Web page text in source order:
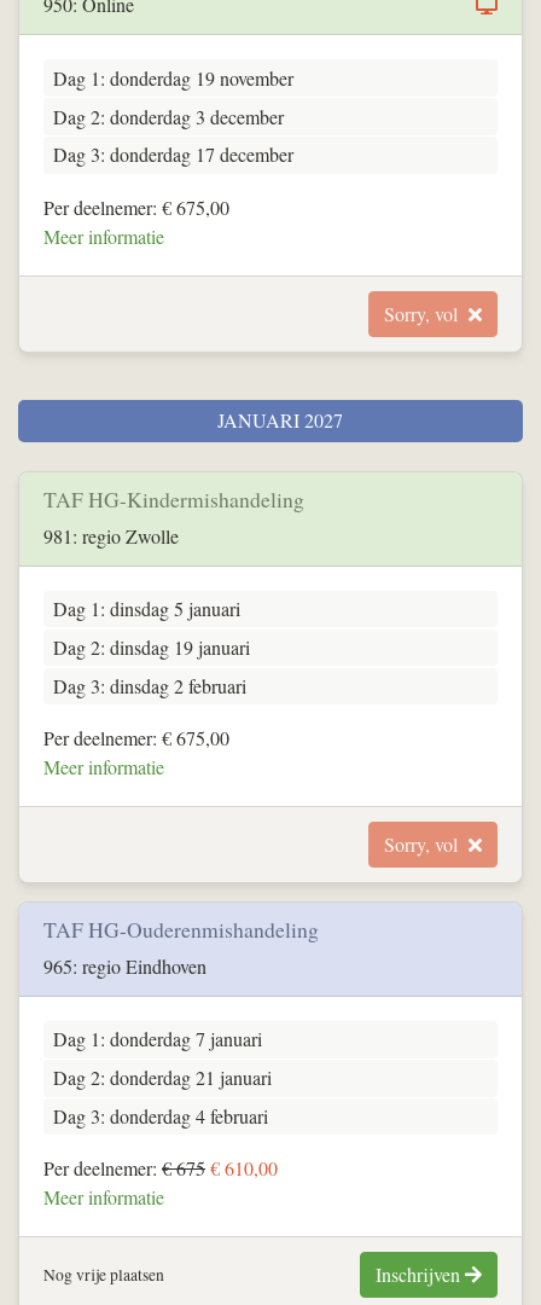
Dag 1: donderdag 19 november
Dag 2: donderdag 3 december
Dag 3: donderdag 17 december
Per deelnemer: € 675,00
Meer informatie
Sorry, vol
JANUARI 2027
TAF HG-Kindermishandeling
981: regio Zwolle
Dag 1: dinsdag 5 januari
Dag 2: dinsdag 19 januari
Dag 3: dinsdag 2 februari
Per deelnemer: € 675,00
Meer informatie
Sorry, vol
TAF HG-Ouderenmishandeling
965: regio Eindhoven
Dag 1: donderdag 7 januari
Dag 2: donderdag 21 januari
Dag 3: donderdag 4 februari
Per deelnemer: € 675€ 610,00
Meer informatie
Nog vrije plaatsen Inschrijven